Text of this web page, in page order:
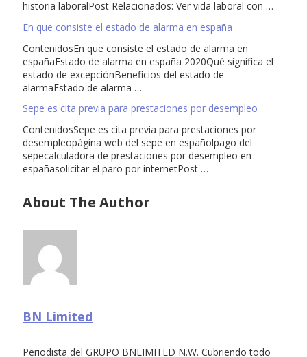
historia laboralPost Relacionados: Ver vida laboral con …
En que consiste el estado de alarma en españa
ContenidosEn que consiste el estado de alarma en
españaEstado de alarma en españa 2020Qué significa el
estado de excepciónBeneficios del estado de
alarmaEstado de alarma …
Sepe es cita previa para prestaciones por desempleo
ContenidosSepe es cita previa para prestaciones por
desempleopágina web del sepe en españolpago del
sepecalculadora de prestaciones por desempleo en
españasolicitar el paro por internetPost …
About The Author
BN Limited
Periodista del GRUPO BNLIMITED N.W. Cubriendo todo